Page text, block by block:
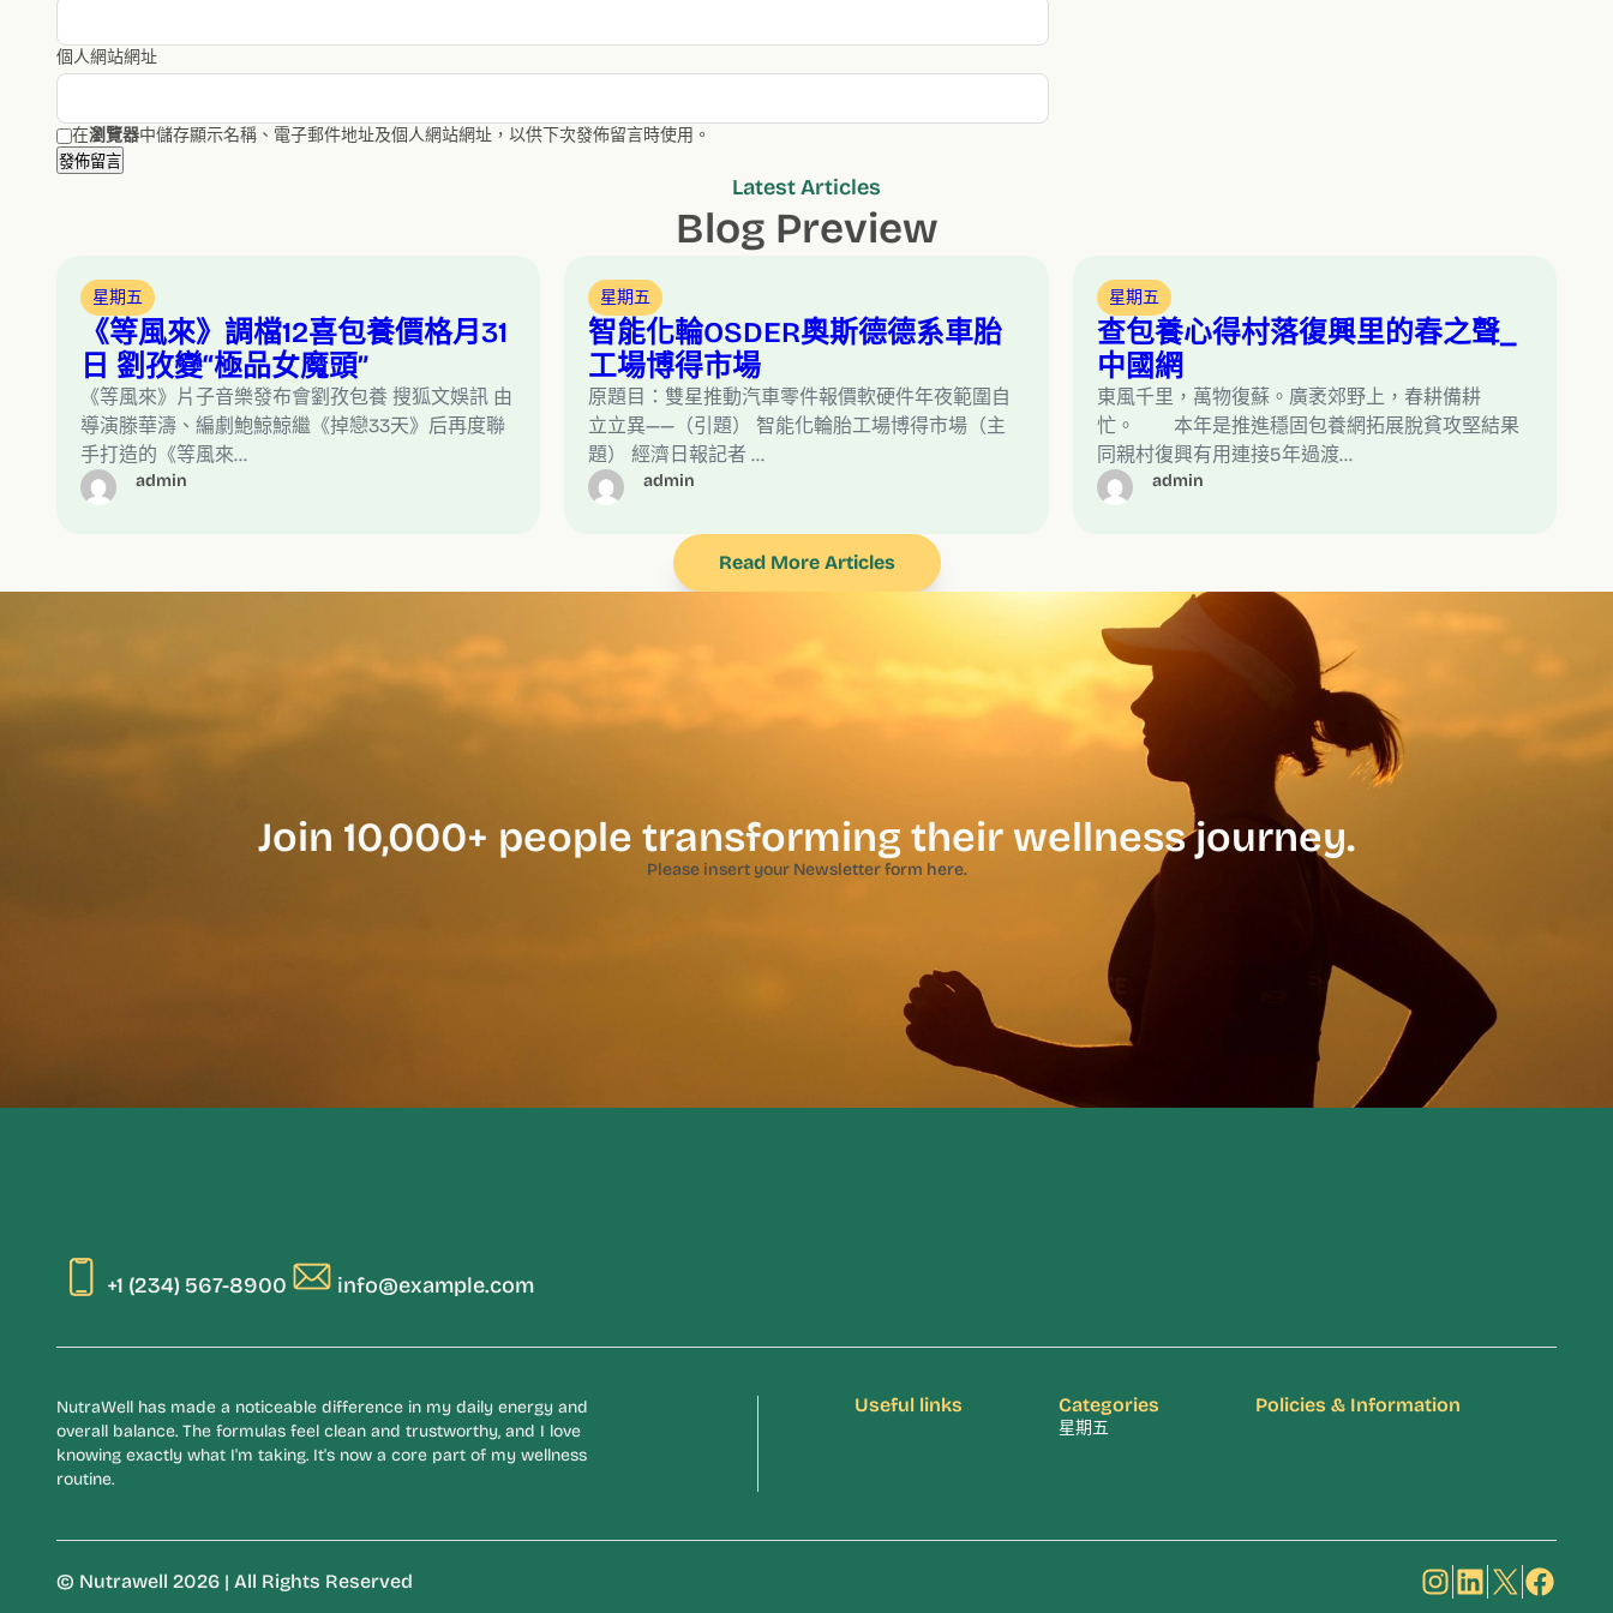
個人網站網址
在瀏覽器中儲存顯示名稱、電子郵件地址及個人網站網址，以供下次發佈留言時使用。
Latest Articles
Blog Preview
星期五
《等風來》調檔12喜包養價格月31
日 劉孜變“極品女魔頭”
《等風來》片子音樂發布會劉孜包養 搜狐文娛訊 由
導演滕華濤、編劇鮑鯨鯨繼《掉戀33天》后再度聯
手打造的《等風來…
admin
星期五
智能化輪OSDER奧斯德德系車胎
工場博得市場
原題目：雙星推動汽車零件報價軟硬件年夜範圍自
立立異——（引題） 智能化輪胎工場博得市場（主
題） 經濟日報記者 …
admin
星期五
查包養心得村落復興里的春之聲_
中國網
東風千里，萬物復蘇。廣袤郊野上，春耕備耕
忙。 本年是推進穩固包養網拓展脫貧攻堅結果
同親村復興有用連接5年過渡…
admin
Read More Articles
Join 10,000+ people transforming their wellness journey.
Please insert your Newsletter form here.
+1 (234) 567-8900 info@example.com
NutraWell has made a noticeable difference in my daily energy and
overall balance. The formulas feel clean and trustworthy, and I love
knowing exactly what I'm taking. It's now a core part of my wellness
routine.
Useful links Categories
星期五
Policies & Information
© Nutrawell 2026 | All Rights Reserved Instagram
LinkedIn
X Facebook